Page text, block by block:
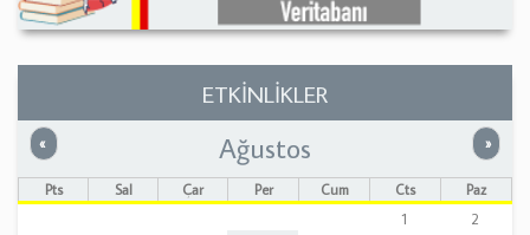
ETKİNLİKLER
« Önceki »
Ağustos
Pts Sal Çar Per Cum Cts
Paz
1
2